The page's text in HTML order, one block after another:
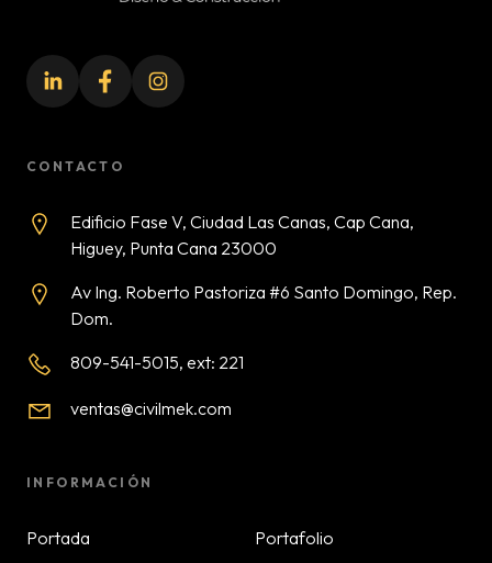
CONTACTO
Edificio Fase V, Ciudad Las Canas, Cap Cana,
Higuey, Punta Cana 23000
Av Ing. Roberto Pastoriza #6 Santo Domingo, Rep.
Dom.
809-541-5015, ext: 221
ventas@civilmek.com
INFORMACIÓN
Portada Portafolio